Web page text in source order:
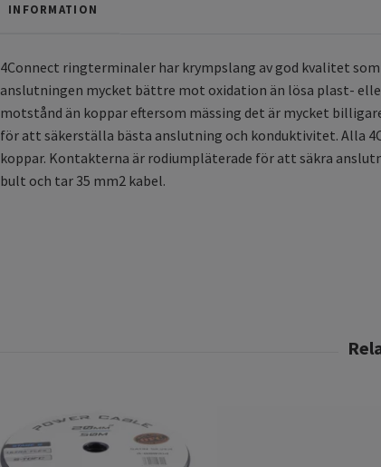
INFORMATION
4Connect ringterminaler har krympslang av god kvalitet
anslutningen mycket bättre mot oxidation än lösa plast-
motstånd än koppar eftersom mässing det är mycket
för att säkerställa bästa anslutning och konduktivitet. Alla
koppar. Kontakterna är rodiumpläterade för att säkra
bult och tar 35 mm2 kabel.